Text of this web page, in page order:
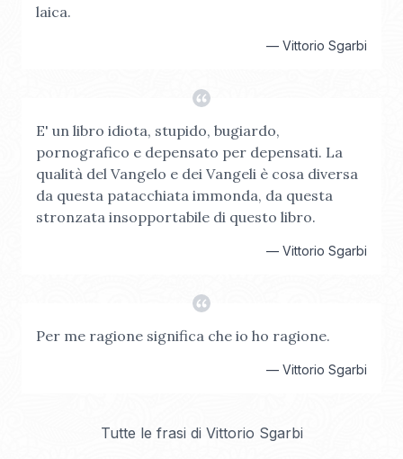
laica.
— Vittorio Sgarbi
E' un libro idiota, stupido, bugiardo,
pornografico e depensato per depensati. La
qualità del Vangelo e dei Vangeli è cosa diversa
da questa patacchiata immonda, da questa
stronzata insopportabile di questo libro.
— Vittorio Sgarbi
Per me ragione significa che io ho ragione.
— Vittorio Sgarbi
Tutte le frasi di Vittorio Sgarbi